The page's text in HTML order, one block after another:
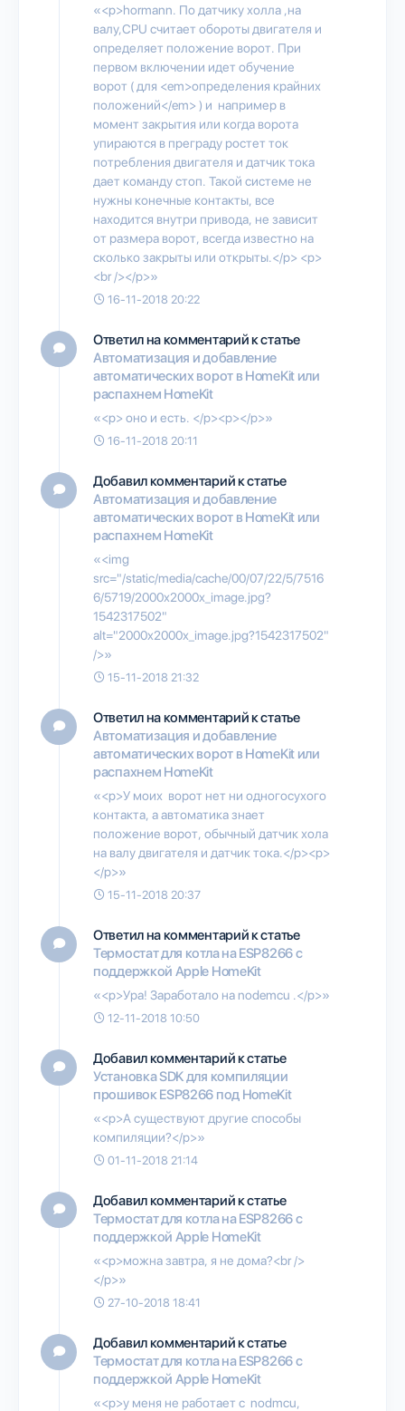
«<p>hormann. По датчику холла ,на
валу,CPU считает обороты двигателя и
определяет положение ворот. При
первом включении идет обучение
ворот ( для <em>определения крайних
положений</em> ) и например в
момент закрытия или когда ворота
упираются в преграду ростет ток
потребления двигателя и датчик тока
дает команду стоп. Такой системе не
нужны конечные контакты, все
находится внутри привода, не зависит
от размера ворот, всегда известно на
сколько закрыты или открыты.</p> <p>
<br /></p>»
16-11-2018 20:22
Ответил на комментарий к статье
Автоматизация и добавление
автоматических ворот в HomeKit или
распахнем HomeKit
«<p> оно и есть. </p><p></p>»
16-11-2018 20:11
Добавил комментарий к статье
Автоматизация и добавление
автоматических ворот в HomeKit или
распахнем HomeKit
«<img
src="/static/media/cache/00/07/22/5/7516
6/5719/2000x2000x_image.jpg?
1542317502"
alt="2000x2000x_image.jpg?1542317502"
/>»
15-11-2018 21:32
Ответил на комментарий к статье
Автоматизация и добавление
автоматических ворот в HomeKit или
распахнем HomeKit
«<p>У моих ворот нет ни одногосухого
контакта, а автоматика знает
положение ворот, обычный датчик хола
на валу двигателя и датчик тока.</p><p>
</p>»
15-11-2018 20:37
Ответил на комментарий к статье
Термостат для котла на ESP8266 с
поддержкой Apple HomeKit
«<p>Ура! Заработало на nodemcu .</p>»
12-11-2018 10:50
Добавил комментарий к статье
Установка SDK для компиляции
прошивок ESP8266 под HomeKit
«<p>А существуют другие способы
компиляции?</p>»
01-11-2018 21:14
Добавил комментарий к статье
Термостат для котла на ESP8266 с
поддержкой Apple HomeKit
«<p>можна завтра, я не дома?<br />
</p>»
27-10-2018 18:41
Добавил комментарий к статье
Термостат для котла на ESP8266 с
поддержкой Apple HomeKit
«<p>у меня не работает с nodmcu,